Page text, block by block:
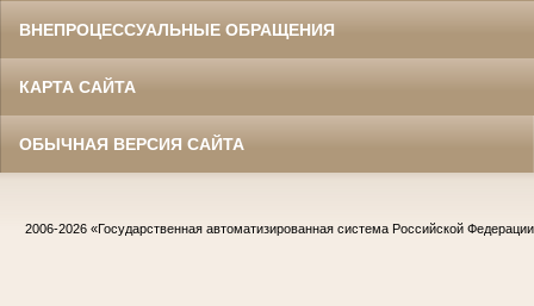
ВНЕПРОЦЕССУАЛЬНЫЕ ОБРАЩЕНИЯ
КАРТА САЙТА
ОБЫЧНАЯ ВЕРСИЯ САЙТА
2006-2026 «Государственная автоматизированная система Российской